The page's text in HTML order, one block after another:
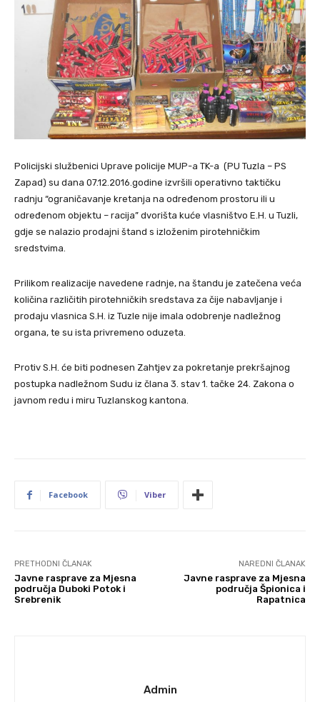
Policijski službenici Uprave policije MUP-a TK-a (PU Tuzla – PS
Zapad) su dana 07.12.2016.godine izvršili operativno taktičku
radnju “ograničavanje kretanja na određenom prostoru ili u
određenom objektu – racija” dvorišta kuće vlasništvo E.H. u Tuzli,
gdje se nalazio prodajni štand s izloženim pirotehničkim
sredstvima.
Prilikom realizacije navedene radnje, na štandu je zatečena veća
količina različitih pirotehničkih sredstava za čije nabavljanje i
prodaju vlasnica S.H. iz Tuzle nije imala odobrenje nadležnog
organa, te su ista privremeno oduzeta.
Protiv S.H. će biti podnesen Zahtjev za pokretanje prekršajnog
postupka nadležnom Sudu iz člana 3. stav 1. tačke 24. Zakona o
javnom redu i miru Tuzlanskog kantona.
Facebook Viber
PRETHODNI ČLANAK
Javne rasprave za Mjesna
područja Duboki Potok i
Srebrenik
NAREDNI ČLANAK
Javne rasprave za Mjesna
područja Špionica i
Rapatnica
Admin